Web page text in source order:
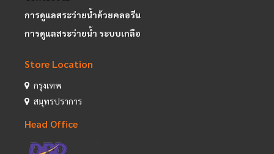
การดูแลสระว่ายน้ำด้วยคลอรีน
การดูแลสระว่ายน้ำ ระบบเกลือ
Store Location
กรุงเทพ
สมุทรปราการ
Head Office